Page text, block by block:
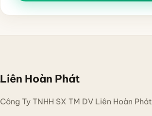
Liên Hoàn Phát
Công Ty TNHH SX TM DV Liên Hoàn Phát